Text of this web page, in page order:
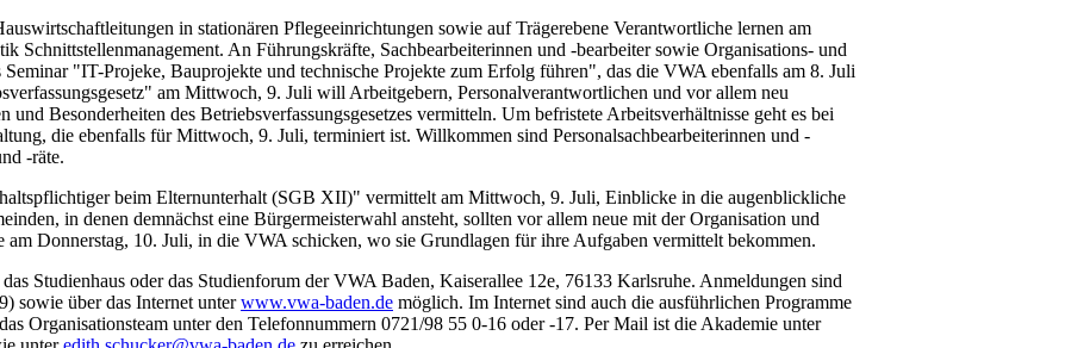
in stationären Pflegeeinrichtungen sowie auf Trägerebene Verantwortliche lernen am
Schnittstellenmanagement. An Führungskräfte, Sachbearbeiterinnen und -bearbeiter sowie Organisations- und
"IT-Projeke, Bauprojekte und technische Projekte zum Erfolg führen", das die VWA ebenfalls am 8. Juli
am Mittwoch, 9. Juli will Arbeitgebern, Personalverantwortlichen und vor allem neu
und Besonderheiten des Betriebsverfassungsgesetzes vermitteln. Um befristete Arbeitsverhältnisse geht es bei
die ebenfalls für Mittwoch, 9. Juli, terminiert ist. Willkommen sind Personalsachbearbeiterinnen und -
-räte.
beim Elternunterhalt (SGB XII)" vermittelt am Mittwoch, 9. Juli, Einblicke in die augenblickliche
in denen demnächst eine Bürgermeisterwahl ansteht, sollten vor allem neue mit der Organisation und
am Donnerstag, 10. Juli, in die VWA schicken, wo sie Grundlagen für ihre Aufgaben vermittelt bekommen.
Studienhaus oder das Studienforum der VWA Baden, Kaiserallee 12e, 76133 Karlsruhe. Anmeldungen sind
sowie über das Internet unterwww.vwa-baden.de möglich. Im Internet sind auch die ausführlichen Programme
Organisationsteam unter den Telefonnummern 0721/98 55 0-16 oder -17. Per Mail ist die Akademie unter